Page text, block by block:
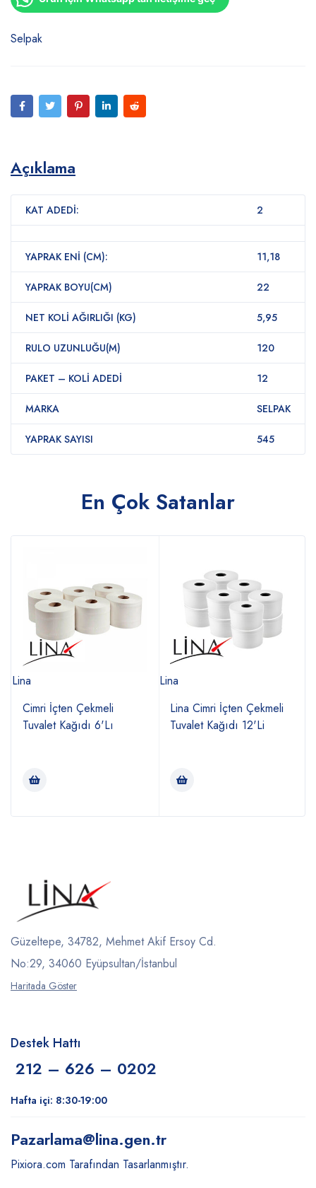
Selpak
Açıklama
KAT ADEDİ: 2
YAPRAK ENİ (CM): 11,18
YAPRAK BOYU(CM) 22
NET KOLİ AĞIRLIĞI (KG) 5,95
RULO UZUNLUĞU(M) 120
PAKET – KOLİ ADEDİ 12
MARKA SELPAK
YAPRAK SAYISI 545
En Çok Satanlar
Lina
Cimri İçten Çekmeli
Tuvalet Kağıdı 6'Lı
Lina
Lina Cimri İçten Çekmeli
Tuvalet Kağıdı 12'Li
Güzeltepe, 34782, Mehmet Akif Ersoy Cd.
No:29, 34060 Eyüpsultan/İstanbul
Haritada Göster
Destek Hattı
212 – 626 – 0202
Hafta içi: 8:30-19:00
Pazarlama@lina.gen.tr
Pixiora.com Tarafından Tasarlanmıştır.